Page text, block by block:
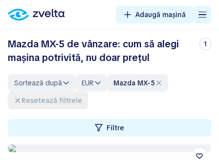
Adaugă mașină
Mazda MX-5 de vânzare: cum să alegi
mașina potrivită, nu doar prețul
1
Sortează după EUR
Mazda MX-5
Resetează filtrele
Filtre